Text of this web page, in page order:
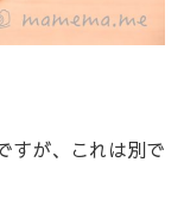
すが、これは別で